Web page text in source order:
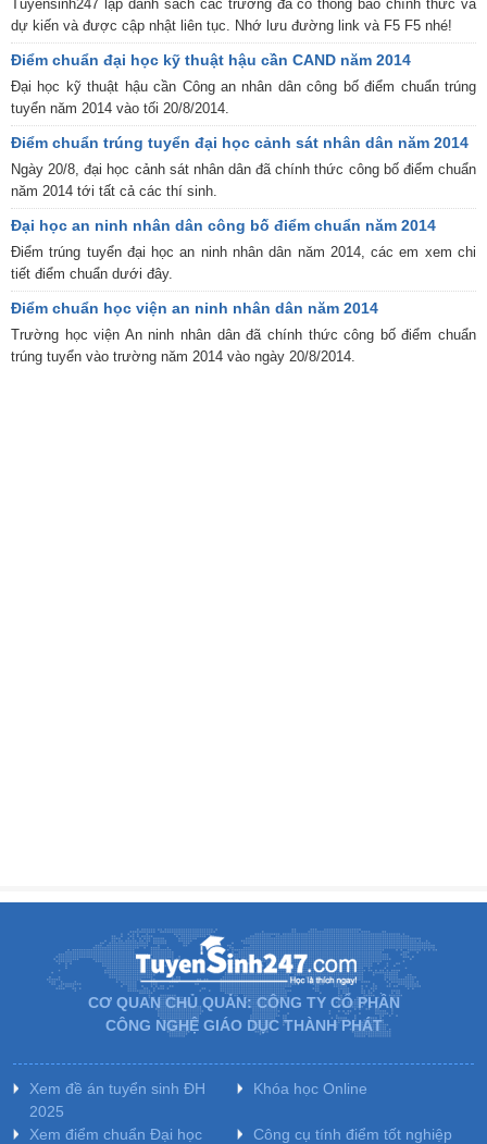
Tuyensinh247 lập danh sách các trường đã có thông báo chính thức và
dự kiến và được cập nhật liên tục. Nhớ lưu đường link và F5 F5 nhé!
Điểm chuẩn đại học kỹ thuật hậu cần CAND năm 2014
Đại học kỹ thuật hậu cần Công an nhân dân công bố điểm chuẩn trúng
tuyển năm 2014 vào tối 20/8/2014.
Điểm chuẩn trúng tuyển đại học cảnh sát nhân dân năm 2014
Ngày 20/8, đại học cảnh sát nhân dân đã chính thức công bố điểm chuẩn
năm 2014 tới tất cả các thí sinh.
Đại học an ninh nhân dân công bố điểm chuẩn năm 2014
Điểm trúng tuyển đại học an ninh nhân dân năm 2014, các em xem chi
tiết điểm chuẩn dưới đây.
Điểm chuẩn học viện an ninh nhân dân năm 2014
Trường học viện An ninh nhân dân đã chính thức công bố điểm chuẩn
trúng tuyển vào trường năm 2014 vào ngày 20/8/2014.
CƠ QUAN CHỦ QUẢN: CÔNG TY CỔ PHẦN
CÔNG NGHỆ GIÁO DỤC THÀNH PHÁT
Xem đề án tuyển sinh ĐH
2025
Khóa học Online
Xem điểm chuẩn Đại học
Công cụ tính điểm tốt nghiệp